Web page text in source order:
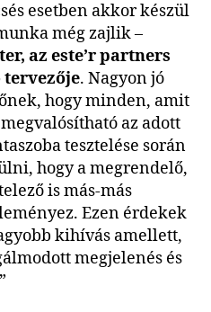
esetben akkor készül
még zajlik –
az este’r partners
tervezője. Nagyon jó
hogy minden, amit
az adott
tesztelése során
hogy a megrendelő,
is más-más
Ezen érdekek
kihívás amellett,
megjelenés és